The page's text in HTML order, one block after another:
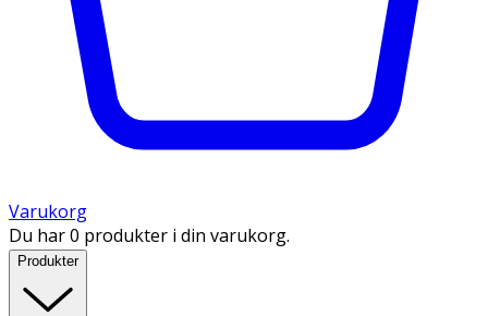
Varukorg
Du har 0 produkter i din varukorg.
Produkter